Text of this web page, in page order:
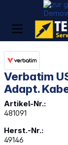
Verbatim
Adapt.
Artikel-Nr.:
481091
Herst.-Nr.:
49146